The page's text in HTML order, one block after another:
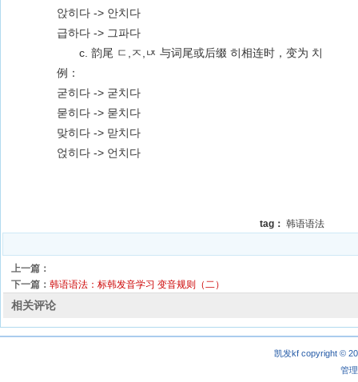
앉히다 -> 안치다
급하다 -> 그파다
c. 韵尾 ㄷ,ㅈ,ㄵ 与词尾或后缀 히相连时，变为 치
例：
굳히다 -> 굳치다
묻히다 -> 묻치다
맞히다 -> 맏치다
얹히다 -> 언치다
tag： 韩语语法
上一篇：
下一篇： 韩语语法：标韩发音学习 变音规则（二）
相关评论
凯发kf copyright ©
管